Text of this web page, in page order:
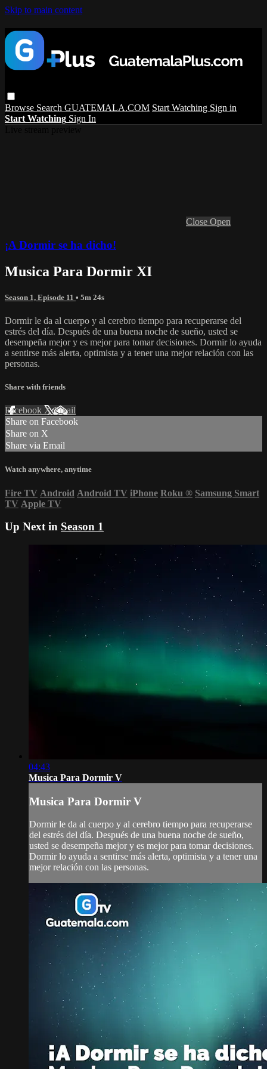
Skip to main content
Browse Search GUATEMALA.COM Start Watching Sign in
Start Watching Sign In
Close Open
¡A Dormir se ha dicho!
Musica Para Dormir XI
Season 1, Episode 11 • 5m 24s
Dormir le da al cuerpo y al cerebro tiempo para recuperarse del
estrés del día. Después de una buena noche de sueño, usted se
desempeña mejor y es mejor para tomar decisiones. Dormir lo ayuda
a sentirse más alerta, optimista y a tener una mejor relación con las
personas.
Share with friends
Facebook XEmail
Share on Facebook
Share on X
Share via Email
Watch anywhere, anytime
Fire TV Android Android TV iPhone Roku ® Samsung Smart
TV Apple TV
Up Next in Season 1
04:43
Musica Para Dormir V
Musica Para Dormir V
Dormir le da al cuerpo y al cerebro tiempo para recuperarse
del estrés del día. Después de una buena noche de sueño,
usted se desempeña mejor y es mejor para tomar decisiones.
Dormir lo ayuda a sentirse más alerta, optimista y a tener una
mejor relación con las personas.